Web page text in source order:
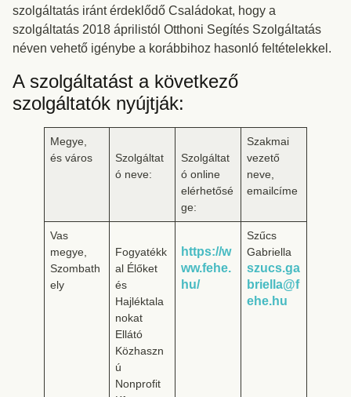
szolgáltatás iránt érdeklődő Családokat, hogy a
szolgáltatás 2018 áprilistól Otthoni Segítés Szolgáltatás
néven vehető igénybe a korábbihoz hasonló feltételekkel.
A szolgáltatást a következő
szolgáltatók nyújtják:
Megye,
és város
Szolgáltat
ó neve:
Szolgáltat
ó online
elérhetősé
ge:
Szakmai
vezető
neve,
emailcíme
Vas
megye,
Szombath
ely
Fogyatékk
al Élőket
és
Hajléktala
nokat
Ellátó
Közhaszn
ú
Nonprofit
https://w
ww.fehe.
hu/
Szűcs
Gabriella
szucs.ga
briella@f
ehe.hu